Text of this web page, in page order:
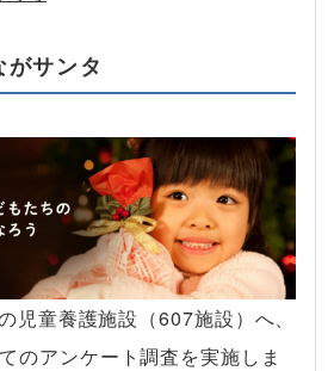
がサンタ
児童養護施設（607施設）へ、
のアンケート調査を実施しま